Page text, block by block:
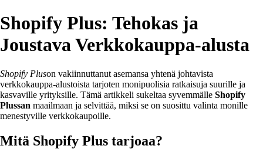
Shopify Plus: Tehokas ja
Joustava Verkkokauppa-alusta
Shopify Pluson vakiinnuttanut asemansa yhtenä johtavista
verkkokauppa-alustoista tarjoten monipuolisia ratkaisuja suurille ja
kasvaville yrityksille. Tämä artikkeli sukeltaa syvemmälle Shopify
Plussan maailmaan ja selvittää, miksi se on suosittu valinta monille
menestyville verkkokaupoille.
Mitä Shopify Plus tarjoaa?